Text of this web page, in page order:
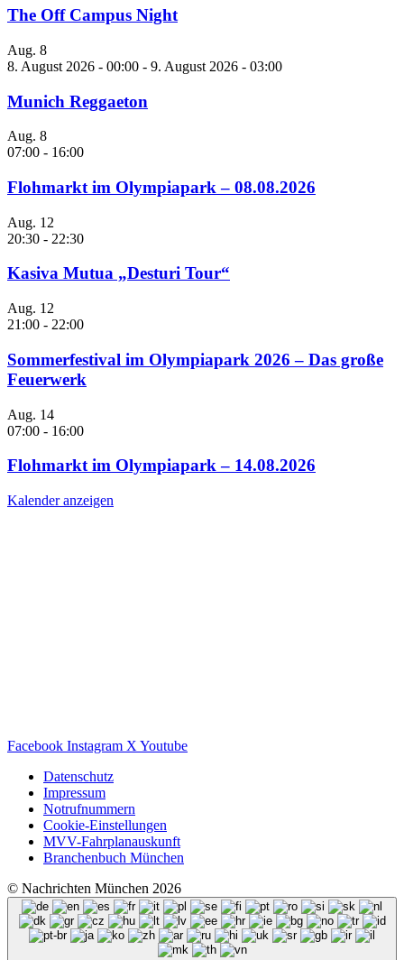
The Off Campus Night
Aug. 8
8. August 2026 - 00:00 - 9. August 2026 - 03:00
Munich Reggaeton
Aug. 8
07:00 - 16:00
Flohmarkt im Olympiapark – 08.08.2026
Aug. 12
20:30 - 22:30
Kasiva Mutua „Desturi Tour“
Aug. 12
21:00 - 22:00
Sommerfestival im Olympiapark 2026 – Das große
Feuerwerk
Aug. 14
07:00 - 16:00
Flohmarkt im Olympiapark – 14.08.2026
Kalender anzeigen
Facebook Instagram X Youtube
Datenschutz
Impressum
Notrufnummern
Cookie-Einstellungen
MVV-Fahrplanauskunft
Branchenbuch München
© Nachrichten München 2026